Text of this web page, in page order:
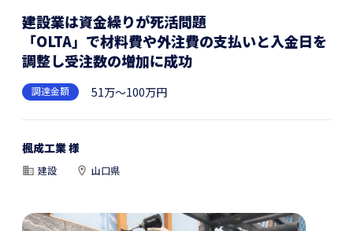
建設業は資金繰りが死活問題
「OLTA」で材料費や外注費の支払いと入金日を
調整し受注数の増加に成功
調達金額 51万～100万円
楓成工業 様
建設 山口県